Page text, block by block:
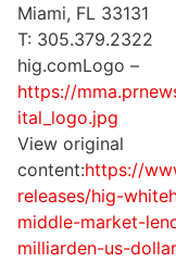
Miami, FL 33131
T: 305.379.2322
hig.comLogo –
https://
ital_logo.jpg
View original
content:https://
releases/hig-
middle-market-
milliarden-us-